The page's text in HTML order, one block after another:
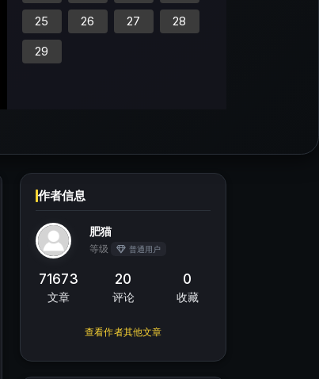
25
26 27
28
29
作者信息
肥猫
等级 普通用户
71673
文章
20
评论
0
收藏
查看作者其他文章